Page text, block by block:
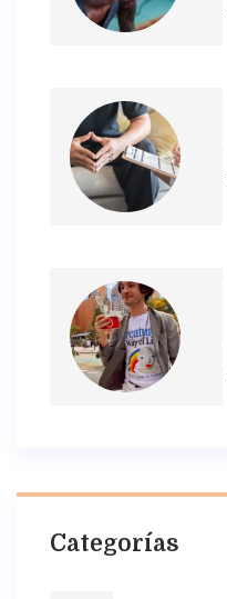
Categorías